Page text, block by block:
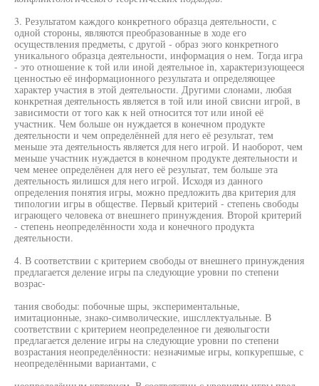
3. Результатом каждого конкретного образца деятельности, с
одной стороны, являются преобразованные в ходе его
осуществления предметы, с другой - образ эюго конкретного
уникального образца деятельности, информация о нем. Тогда игра
- это отношение к той или иной деятельное in, характеризующееся
ценностью её информационного результата и определяющее
характер участия в этой деятельности. Другими слонами, любая
конкретная деятельность является в той или иной свисни игрой, в
зависимости от того как к ней относится тот или иной её
участник. Чем больше он нуждается в конечном продукте
деятельности и чем определённей для него её результат, тем
меньше эта деятельность является для него игрой. И наоборот, чем
меньше участник нуждается в конечном продукте деятельности и
чем менее определёнен для него её результат, тем больше эта
деятельность яилишся для него игрой. Исходя из данного
определения понятия игры, можно предложить два критерия для
типологии игры в обществе. Первый критерий - степень свободы
играющего человека от внешнего принуждения. Второй критерий
- степень неопределённости хода и конечного продукта
деятельности.
4. В соответствии с критерием свободы от внешнего принуждения
предлагается деление игры па следующие уровни по степени
возрас-
тания свободы: побочные шры, экспериментальные,
имитационные, знако-символические, ишсллектуальные. В
соответствии с критерием неопределенное ги деяюлыгости
предлагается деление игры на следующие уровни по степени
возрастания неопределённости: незначимые игры, копкурепшые, с
неопределёнными вариантами, с